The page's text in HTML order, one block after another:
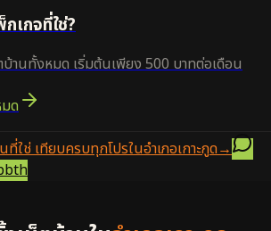
เกจที่ใช่?
บ้านทั้งหมด เริ่มต้นเพียง 500 บาทต่อเดือน
ด
ใช่ เทียบครบทุกโปรในอำเภอเกาะกูด→